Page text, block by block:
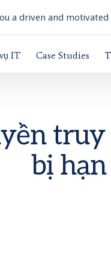
a driven and
IT Case Studies
bị